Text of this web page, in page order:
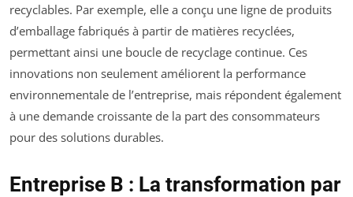
recyclables. Par exemple, elle a conçu une ligne de produits
d’emballage fabriqués à partir de matières recyclées,
permettant ainsi une boucle de recyclage continue. Ces
innovations non seulement améliorent la performance
environnementale de l’entreprise, mais répondent également
à une demande croissante de la part des consommateurs
pour des solutions durables.
Entreprise B : La transformation par